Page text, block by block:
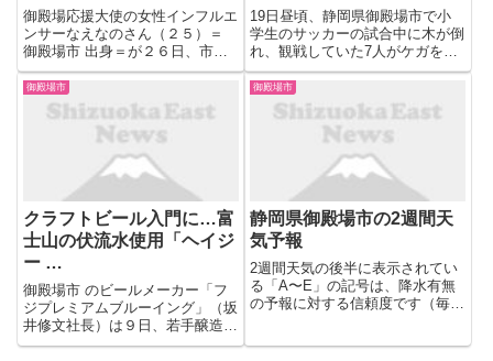
御殿場応援大使の女性インフルエ
ンサーなえなのさん（２５）＝
御殿場市 出身＝が２６日、市役
所を訪れ新入職員２７人を激励し
た。若手の活力になることを期待
した企画で、情報発信方法を学ぶ
研修として実施した。 ...
19日昼頃、静岡県御殿場市で小
学生のサッカーの試合中に木が倒
れ、観戦していた7人がケガをし
ました。うち1人は長期入院が必
要だということです。19日正午
頃、御殿場市 神山にあるサッカ
ー場で高さ20メートルほどの木
が倒れました。消防によります
御殿場市
クラフトビール入門に…富
士山の伏流水使用「ヘイジ
ー …
御殿場市 のビールメーカー「フ
ジプレミアムブルーイング」（坂
井修文社長）は９日、若手醸造家
が考案した 富士山 の伏流水１０
御殿場市
静岡県御殿場市の2週間天
気予報
2週間天気の後半に表示されてい
る「A〜E」の記号は、降水有無
の予報に対する信頼度です（毎日